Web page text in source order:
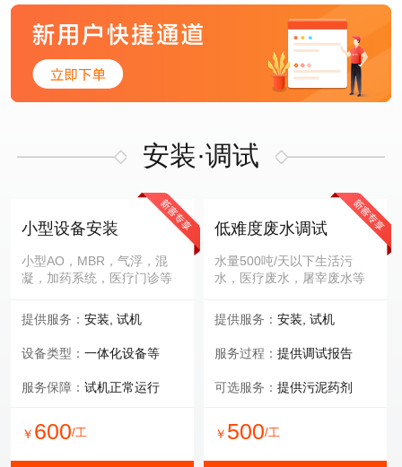
安装·调试
小型设备安装
小型AO，MBR，气浮，混
凝，加药系统，医疗门诊等
提供服务： 安装, 试机
设备类型： 一体化设备等
服务保障： 试机正常运行
￥ 600/工
低难度废水调试
水量500吨/天以下生活污
水，医疗废水，屠宰废水等
提供服务： 安装, 试机
服务过程： 提供调试报告
可选服务： 提供污泥药剂
￥ 500/工